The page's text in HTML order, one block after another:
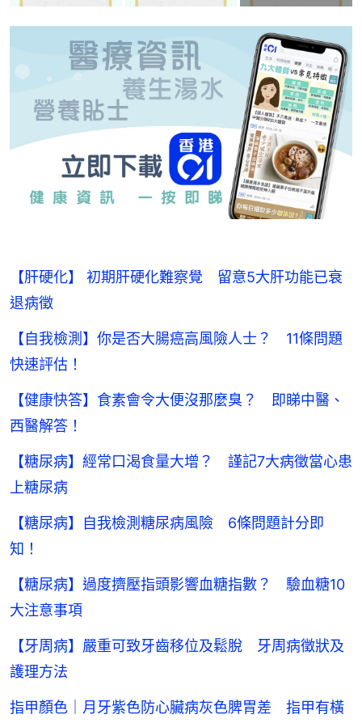
【肝硬化】 初期肝硬化難察覺 留意5大肝功能已衰
退病徵
【自我檢測】你是否大腸癌高風險人士？ 11條問題
快速評估！
【健康快答】食素會令大便沒那麼臭？ 即睇中醫、
西醫解答！
【糖尿病】經常口渴食量大增？ 謹記7大病徵當心患
上糖尿病
【糖尿病】自我檢測糖尿病風險 6條問題計分即
知！
【糖尿病】過度擠壓指頭影響血糖指數？ 驗血糖10
大注意事項
【牙周病】嚴重可致牙齒移位及鬆脫 牙周病徵狀及
護理方法
指甲顏色｜月牙紫色防心臟病灰色脾胃差 指甲有橫